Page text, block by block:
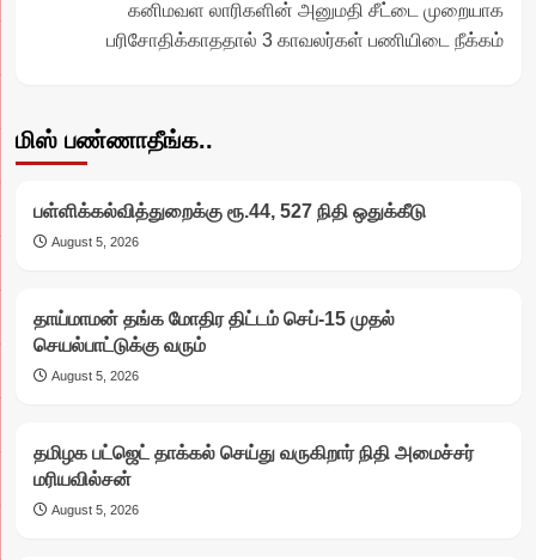
கனிமவள லாரிகளின் அனுமதி சீட்டை முறையாக
பரிசோதிக்காததால் 3 காவலர்கள் பணியிடை நீக்கம்
மிஸ் பண்ணாதீங்க..
பள்ளிக்கல்வித்துறைக்கு ரூ.44, 527 நிதி ஒதுக்கீடு
August 5, 2026
தாய்மாமன் தங்க மோதிர திட்டம் செப்-15 முதல்
செயல்பாட்டுக்கு வரும்
August 5, 2026
தமிழக பட்ஜெட் தாக்கல் செய்து வருகிறார் நிதி அமைச்சர்
மரியவில்சன்
August 5, 2026